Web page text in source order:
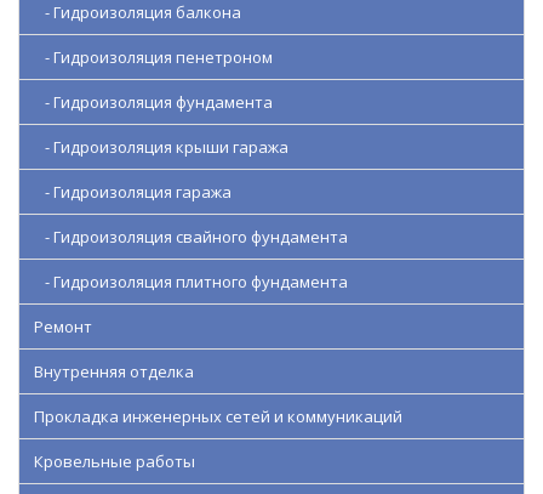
- Гидроизоляция балкона
- Гидроизоляция пенетроном
- Гидроизоляция фундамента
- Гидроизоляция крыши гаража
- Гидроизоляция гаража
- Гидроизоляция свайного фундамента
- Гидроизоляция плитного фундамента
Ремонт
Внутренняя отделка
Прокладка инженерных сетей и коммуникаций
Кровельные работы